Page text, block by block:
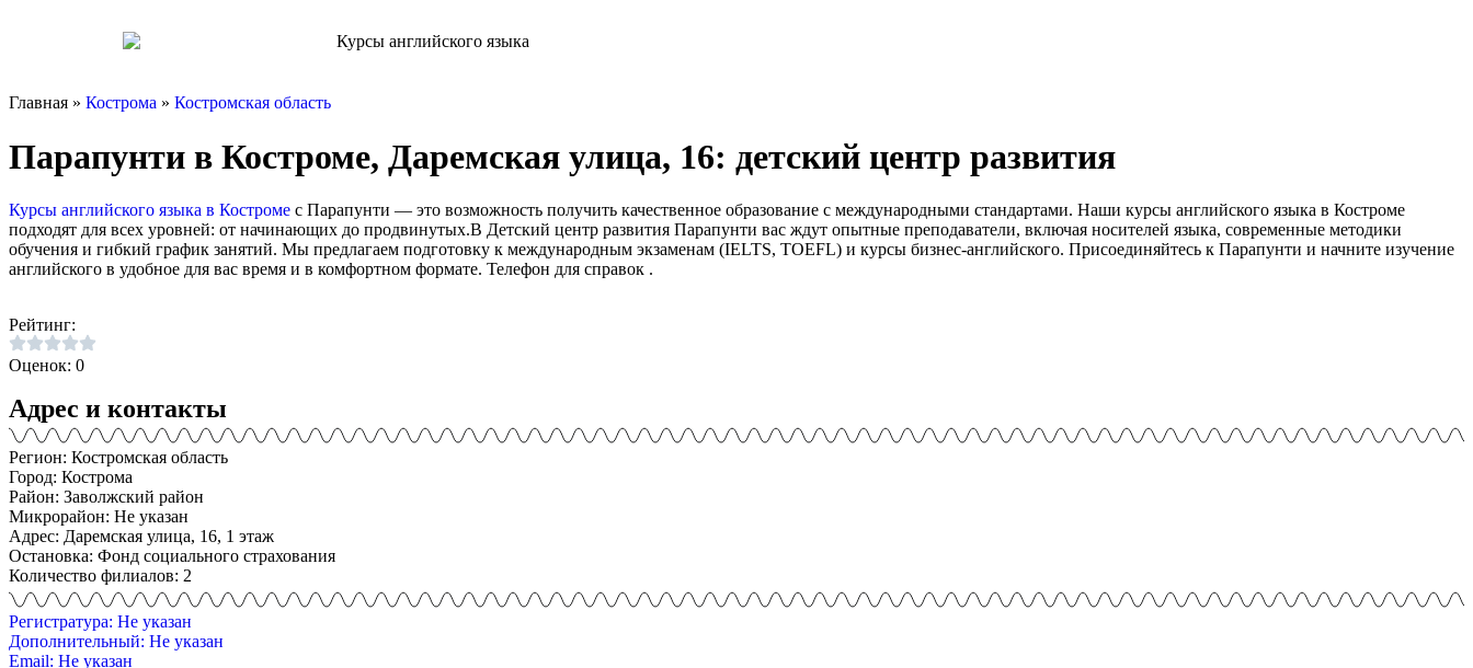
Главная » Кострома » Костромская область
Парапунти в Костроме, Даремская улица, 16: детский центр развития
Курсы английского языка в Костроме с Парапунти — это возможность получить качественное образование с международными стандартами. Наши курсы английского языка в Костроме
подходят для всех уровней: от начинающих до продвинутых.В Детский центр развития Парапунти вас ждут опытные преподаватели, включая носителей языка, современные методики
обучения и гибкий график занятий. Мы предлагаем подготовку к международным экзаменам (IELTS, TOEFL) и курсы бизнес-английского. Присоединяйтесь к Парапунти и начните изучение
английского в удобное для вас время и в комфортном формате. Телефон для справок .
Рейтинг:
Оценок: 0
Адрес и контакты
Регион: Костромская область
Город: Кострома
Район: Заволжский район
Микрорайон: Не указан
Адрес: Даремская улица, 16, 1 этаж
Остановка: Фонд социального страхования
Количество филиалов: 2
Регистратура: Не указан
Дополнительный: Не указан
Email: Не указан